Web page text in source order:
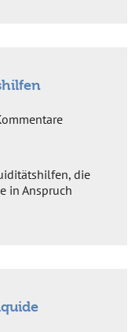
die
in Anspruch